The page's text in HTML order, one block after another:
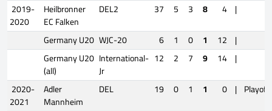
2019-
2020
Heilbronner
EC Falken
DEL2 37 5 3 8 4 |
Germany U20 WJC-20 6 1 0 1 12 |
Germany U20
(all)
International-
Jr
12 2 7 9 14 |
2020-
2021
Adler
Mannheim
DEL 19 0 1 1 0 |